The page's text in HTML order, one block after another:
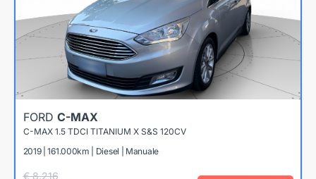
FORD C-MAX
C-MAX 1.5 TDCI TITANIUM X S&S 120CV
2019 | 161.000km | Diesel | Manuale
€ 8.216